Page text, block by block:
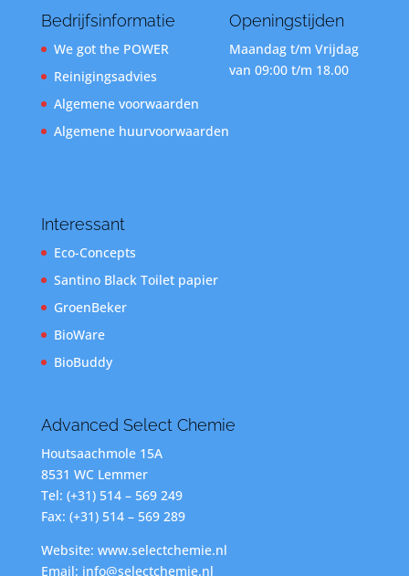
Bedrijfsinformatie
We got the POWER
Reinigingsadvies
Algemene voorwaarden
Algemene huurvoorwaarden
Openingstijden
Maandag t/m Vrijdag
van 09:00 t/m 18.00
Interessant
Eco-Concepts
Santino Black Toilet papier
GroenBeker
BioWare
BioBuddy
Advanced Select Chemie
Houtsaachmole 15A
8531 WC Lemmer
Tel: (+31) 514 – 569 249
Fax: (+31) 514 – 569 289
Website: www.selectchemie.nl
Email: info@selectchemie.nl